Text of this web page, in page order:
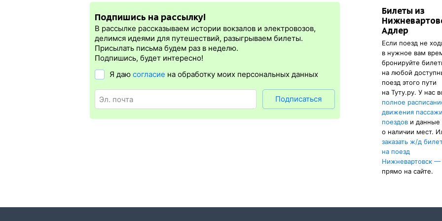
электронная регистрация.
Электронная регистрацияпроизводится Электронная регистрация — это
которая упрощает жизнь пассажиру. Её преимущество в том, что не обязательно ехать на вокзал и
д билет на бланке.Электронная регистрациядоступна почти для всех заказов,
исключение составляют
железных дорог СНГ. Для посадки в поезд будет нужен оригинал паспорта, указанный в электронном ж/д
А в случае отсутствия электронной регистрации еще и распечатка посадочного купона.
Подпишись на рассылку!
В рассылке рассказываем истории вокзалов и электровозов,
делимся идеями для путешествий, разыгрываем билеты.
Присылать письма будем раз в неделю.
Подпишись, будет интересно!
Я даю согласие на обработку моих персональных данных
Подписаться
Билеты из
Адлер
Если поезд не
в нужное вам
бронируйте
на любой
поезд этого пути
на Туту.ру. У нас
полное
движения
поездов и данные
о наличии мест.
заказатьж/д
на поезд
Нижневартовск
прямо на сайте.